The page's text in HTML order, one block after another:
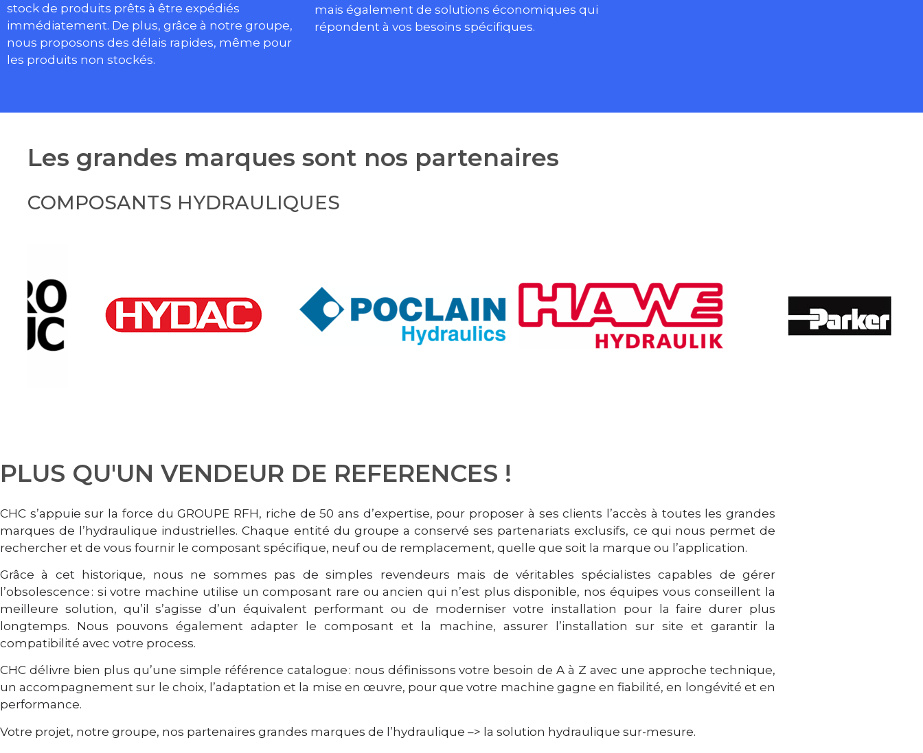
stock de produits prêts à être expédiés
immédiatement. De plus, grâce à notre groupe,
nous proposons des délais rapides, même pour
les produits non stockés.
mais également de solutions économiques qui
répondent à vos besoins spécifiques.
Les grandes marques sont nos partenaires
COMPOSANTS HYDRAULIQUES
PLUS QU'UN VENDEUR DE REFERENCES !
CHC s’appuie sur la force du GROUPE RFH, riche de 50 ans d’expertise, pour proposer à ses clients l’accès à toutes les grandes
marques de l’hydraulique industrielles. Chaque entité du groupe a conservé ses partenariats exclusifs, ce qui nous permet de
rechercher et de vous fournir le composant spécifique, neuf ou de remplacement, quelle que soit la marque ou l’application.
Grâce à cet historique, nous ne sommes pas de simples revendeurs mais de véritables spécialistes capables de gérer
l’obsolescence : si votre machine utilise un composant rare ou ancien qui n’est plus disponible, nos équipes vous conseillent la
meilleure solution, qu’il s’agisse d’un équivalent performant ou de moderniser votre installation pour la faire durer plus
longtemps. Nous pouvons également adapter le composant et la machine, assurer l’installation sur site et garantir la
compatibilité avec votre process.
CHC délivre bien plus qu’une simple référence catalogue : nous définissons votre besoin de A à Z avec une approche technique,
un accompagnement sur le choix, l’adaptation et la mise en œuvre, pour que votre machine gagne en fiabilité, en longévité et en
performance.
Votre projet, notre groupe, nos partenaires grandes marques de l’hydraulique –> la solution hydraulique sur-mesure.